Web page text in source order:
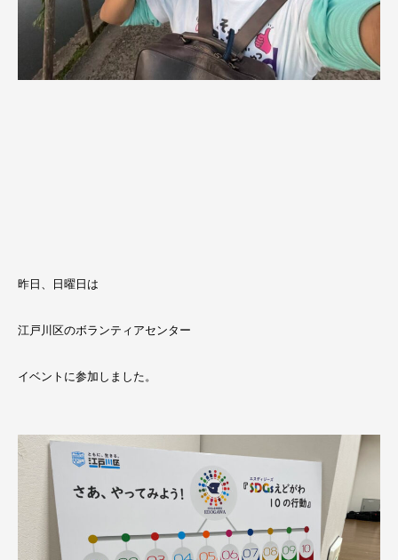
昨日、日曜日は
江戸川区のボランティアセンター
イベントに参加しました。